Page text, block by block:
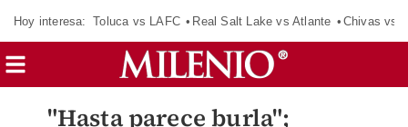
Hoy interesa: Toluca vs LAFC Real Salt Lake vs Atlante Chivas vs
"Hasta parece burla";